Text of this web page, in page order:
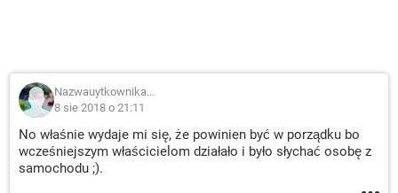
Nazwauytkownika...
8 sie 2018 o 21:11
No właśnie wydaje mi się, że powinien być w porządku bo
wcześniejszym właścicielom działało i było słychać osobę z
samochodu ;).